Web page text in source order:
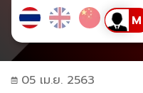
05 เม.ย. 2563